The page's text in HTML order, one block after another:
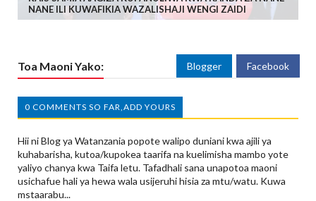
NANE ILI KUWAFIKIA WAZALISHAJI WENGI ZAIDI
Toa Maoni Yako: Blogger Facebook
0 COMMENTS SO FAR,ADD YOURS
Hii ni Blog ya Watanzania popote walipo duniani kwa ajili ya
kuhabarisha, kutoa/kupokea taarifa na kuelimisha mambo yote
yaliyo chanya kwa Taifa letu. Tafadhali sana unapotoa maoni
usichafue hali ya hewa wala usijeruhi hisia za mtu/watu. Kuwa
mstaarabu...